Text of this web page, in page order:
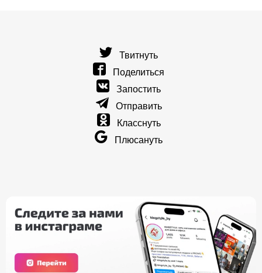
Твитнуть
Поделиться
Запостить
Отправить
Класснуть
Плюсануть